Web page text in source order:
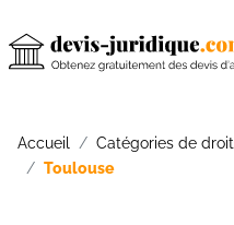
Accueil Catégories de droit
Toulouse